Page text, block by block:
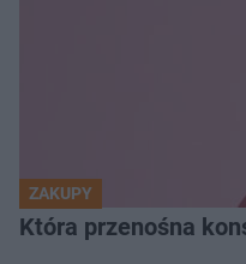
ZAKUPY
Która przenośna